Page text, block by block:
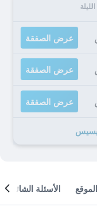
عرض الصفقة
عرض الصفقة
عرض الصفقة
الموقع الأسئلة الشائعة